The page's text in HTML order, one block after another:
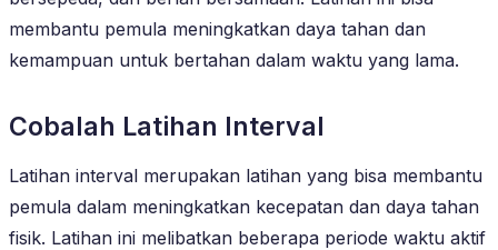
membantu pemula meningkatkan daya tahan dan
kemampuan untuk bertahan dalam waktu yang lama.
Cobalah Latihan Interval
Latihan interval merupakan latihan yang bisa membantu
pemula dalam meningkatkan kecepatan dan daya tahan
fisik. Latihan ini melibatkan beberapa periode waktu aktif